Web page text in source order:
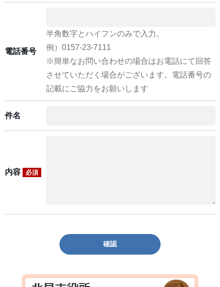
電話番号
半角数字とハイフンのみで入力。
例）0157-23-7111
※簡単なお問い合わせの場合はお電話にて回答
させていただく場合がございます。電話番号の
記載にご協力をお願いします
件名
内容 必須
確認